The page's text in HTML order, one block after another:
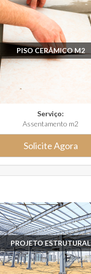
PISO CERÂMICO M2
Serviço:
Assentamento m2
Solicite Agora
PROJETO ESTRUTURAL